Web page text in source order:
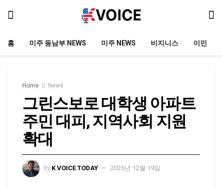
홈 미주 동남부 NEWS 미주 NEWS 비지니스 이민
Home News
그린스보로 대학생 아파트
주민 대피, 지역사회 지원
확대
by K VOICE TODAY 2025년 12월 19일